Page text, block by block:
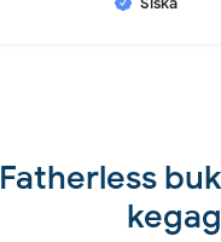
Fatherless